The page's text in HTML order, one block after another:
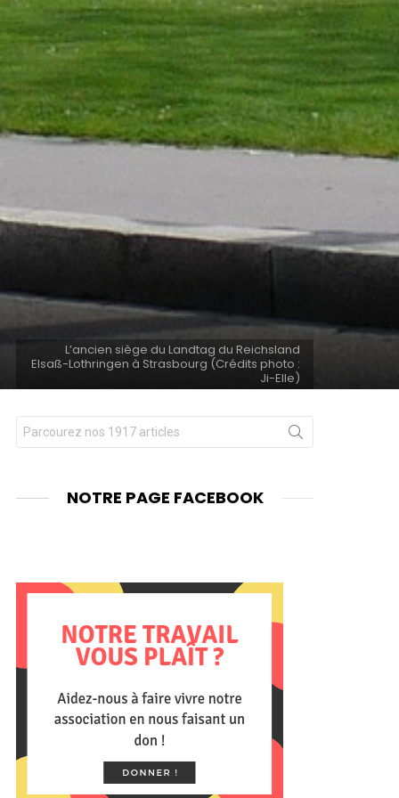
L’ancien siège du Landtag du Reichsland
Elsaß-Lothringen à Strasbourg (Crédits photo :
Ji-Elle)
Chercher
pour
NOTRE PAGE FACEBOOK